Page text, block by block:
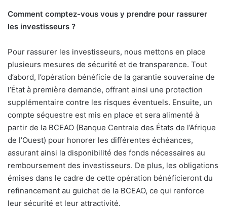
Comment comptez-vous vous y prendre pour rassurer
les investisseurs ?
Pour rassurer les investisseurs, nous mettons en place
plusieurs mesures de sécurité et de transparence. Tout
d’abord, l’opération bénéficie de la garantie souveraine de
l’État à première demande, offrant ainsi une protection
supplémentaire contre les risques éventuels. Ensuite, un
compte séquestre est mis en place et sera alimenté à
partir de la BCEAO (Banque Centrale des États de l’Afrique
de l’Ouest) pour honorer les différentes échéances,
assurant ainsi la disponibilité des fonds nécessaires au
remboursement des investisseurs. De plus, les obligations
émises dans le cadre de cette opération bénéficieront du
refinancement au guichet de la BCEAO, ce qui renforce
leur sécurité et leur attractivité.